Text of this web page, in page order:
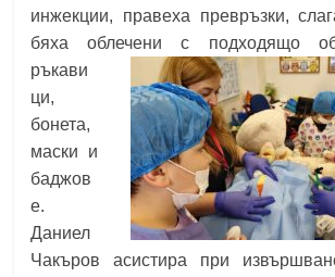
инжекции, правеха превръзки,
бяха облечени с подходящо
ръкави
ци,
бонета,
маски и
баджов
е.
Даниел
Чакъров асистира при